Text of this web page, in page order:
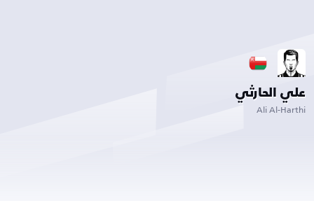
علي الحارثي
Ali Al-Harthi